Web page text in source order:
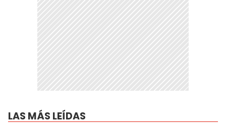
LAS MÁS LEÍDAS